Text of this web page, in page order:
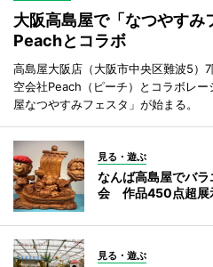
大阪高島屋で「なつやす
Peachとコラボ
高島屋大阪店（大阪市中央区難波5）
空会社Peach（ピーチ）とコラボレ
屋なつやすみフェスタ」が始まる。
見る・遊ぶ
なんば高島屋でバ
会 作品450点超展
見る・遊ぶ